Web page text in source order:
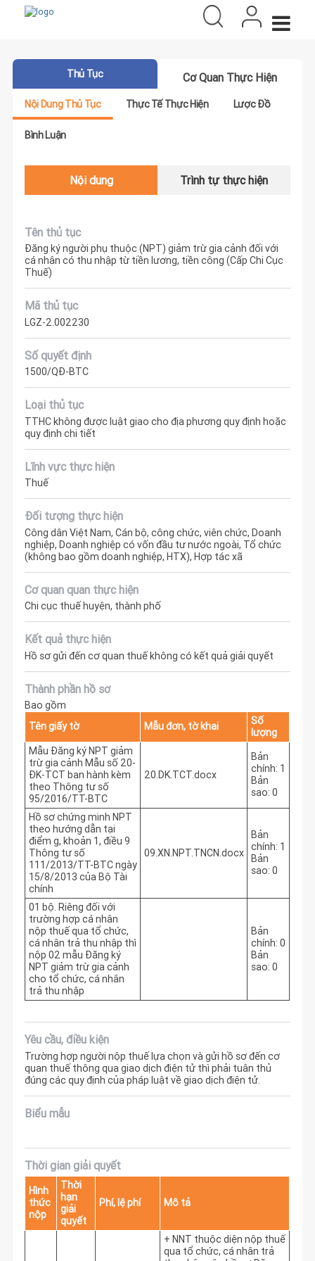
Thủ Tục Cơ Quan Thực Hiện
Nội Dung Thủ Tục Thực Tế Thực Hiện Lược Đồ
Bình Luận
Nội dung Trình tự thực hiện
Tên thủ tục
Đăng ký người phụ thuộc (NPT) giảm trừ gia cảnh đối với
cá nhân có thu nhập từ tiền lương, tiền công (Cấp Chi Cục
Thuế)
Mã thủ tục
LGZ-2.002230
Số quyết định
1500/QĐ-BTC
Loại thủ tục
TTHC không được luật giao cho địa phương quy định hoặc
quy định chi tiết
Lĩnh vực thực hiện
Thuế
Đối tượng thực hiện
Công dân Việt Nam, Cán bộ, công chức, viên chức, Doanh
nghiệp, Doanh nghiệp có vốn đầu tư nước ngoài, Tổ chức
(không bao gồm doanh nghiệp, HTX), Hợp tác xã
Cơ quan quan thực hiện
Chi cục thuế huyện, thành phố
Kết quả thực hiện
Hồ sơ gửi đến cơ quan thuế không có kết quả giải quyết
Thành phần hồ sơ
Bao gồm
Tên giấy tờ
Mẫu đơn, tờ khai
Số
lượng
Mẫu Đăng ký NPT giảm
trừ gia cảnh Mẫu số 20-
ĐK-TCT ban hành kèm
theo Thông tư số
95/2016/TT-BTC
20.DK.TCT.docx
Bản
chính: 1
Bản
sao: 0
Hồ sơ chứng minh NPT
theo hướng dẫn tại
điểm g, khoản 1, điều 9
Thông tư số
111/2013/TT-BTC ngày
15/8/2013 của Bộ Tài
chính
09.XN.NPT.TNCN.docx
Bản
chính: 1
Bản
sao: 0
01 bộ. Riêng đối với
trường hợp cá nhân
nộp thuế qua tổ chức,
cá nhân trả thu nhập thì
nộp 02 mẫu Đăng ký
NPT giảm trừ gia cảnh
cho tổ chức, cá nhân
trả thu nhập
Bản
chính: 0
Bản
sao: 0
Yêu cầu, điều kiện
Trường hợp người nộp thuế lựa chọn và gửi hồ sơ đến cơ
quan thuế thông qua giao dịch điện tử thì phải tuân thủ
đúng các quy định của pháp luật về giao dịch điện tử.
Biểu mẫu
Thời gian giải quyết
Hình
thức
nộp
Thời
hạn
giải
quyết
Phí, lệ phí Mô tả
+ NNT thuộc diện nộp thuế
qua tổ chức, cá nhân trả